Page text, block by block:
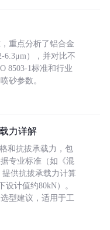
重点分析了铝合金
6.3μm），并对比不
8503-1标准和行业
砂参数。
力详解
和抗拔承载力，包
专业标准（如《混
提供抗拔承载力计算
计值约80kN）。
型建议，适用于工